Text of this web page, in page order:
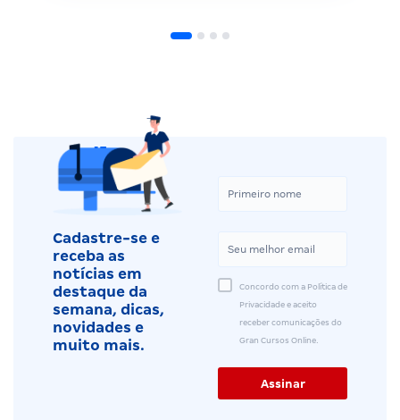
Cadastre-se e
receba as
notícias em
destaque da
semana, dicas,
novidades e
muito mais.
Concordo com a Política de
Privacidade e aceito
receber comunicações do
Gran Cursos Online.